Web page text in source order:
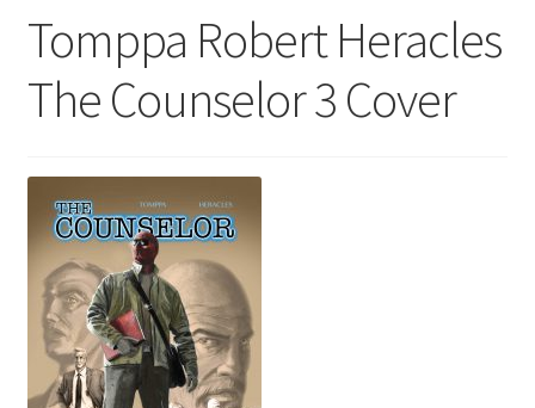
Tomppa Robert Heracles
The Counselor 3 Cover